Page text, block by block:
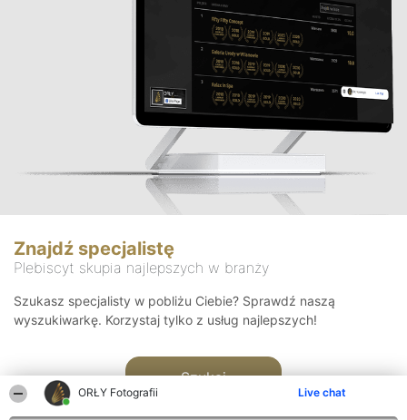
ORŁY Fotografii Live chat
Znajdź specjalistę
Plebiscyt skupia najlepszych w branży
Szukasz specjalisty w pobliżu Ciebie? Sprawdź naszą
wyszukiwarkę. Korzystaj tylko z usług najlepszych!
Szukaj